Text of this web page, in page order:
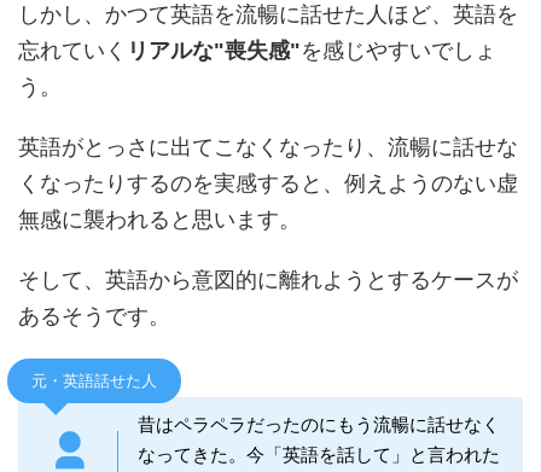
しかし、かつて英語を流暢に話せた人ほど、英語を
忘れていく リアルな"喪失感"を感じやすいでしょ
う。
英語がとっさに出てこなくなったり、流暢に話せな
くなったりするのを実感すると、例えようのない虚
無感に襲われると思います。
そして、英語から意図的に離れようとするケースが
あるそうです。
元・英語話せた人
昔はペラペラだったのにもう流暢に話せなく
なってきた。今「英語を話して」と言われた